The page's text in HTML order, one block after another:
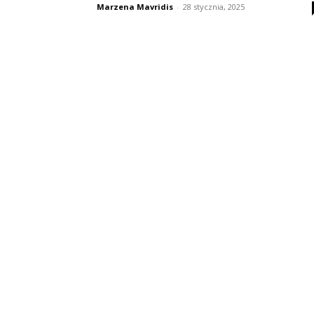
Marzena Mavridis - 28 stycznia, 2025